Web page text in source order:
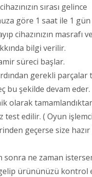
sırası gelince
göre 1 saat ile 1 gün
cihazınızın masrafı ve
bilgi verilir.
süreci başlar.
gerekli
bu şekilde devam eder.
olarak
test edilir. ( Oyun
geçerse size
sonra ne zaman
ürününüzü kontrol